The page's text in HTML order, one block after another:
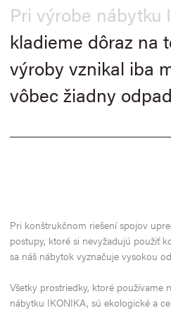
Pri výrobe nábytku
kladieme dôraz na
výroby vznikal iba
vôbec žiadny
Pri konštrukčnom riešení spojov
postupy, ktoré si nevyžadujú použiť
sa náš nábytok vyznačuje vysokou
Všetky prostriedky, ktoré používame
nábytku IKONIKA, sú ekologické a